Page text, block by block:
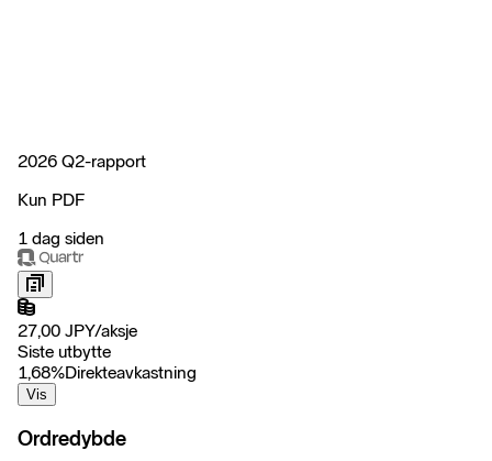
2026 Q2-rapport
Kun PDF
1 dag siden
27,00 JPY/aksje
Siste utbytte
1,68%Direkteavkastning
Vis
Ordredybde